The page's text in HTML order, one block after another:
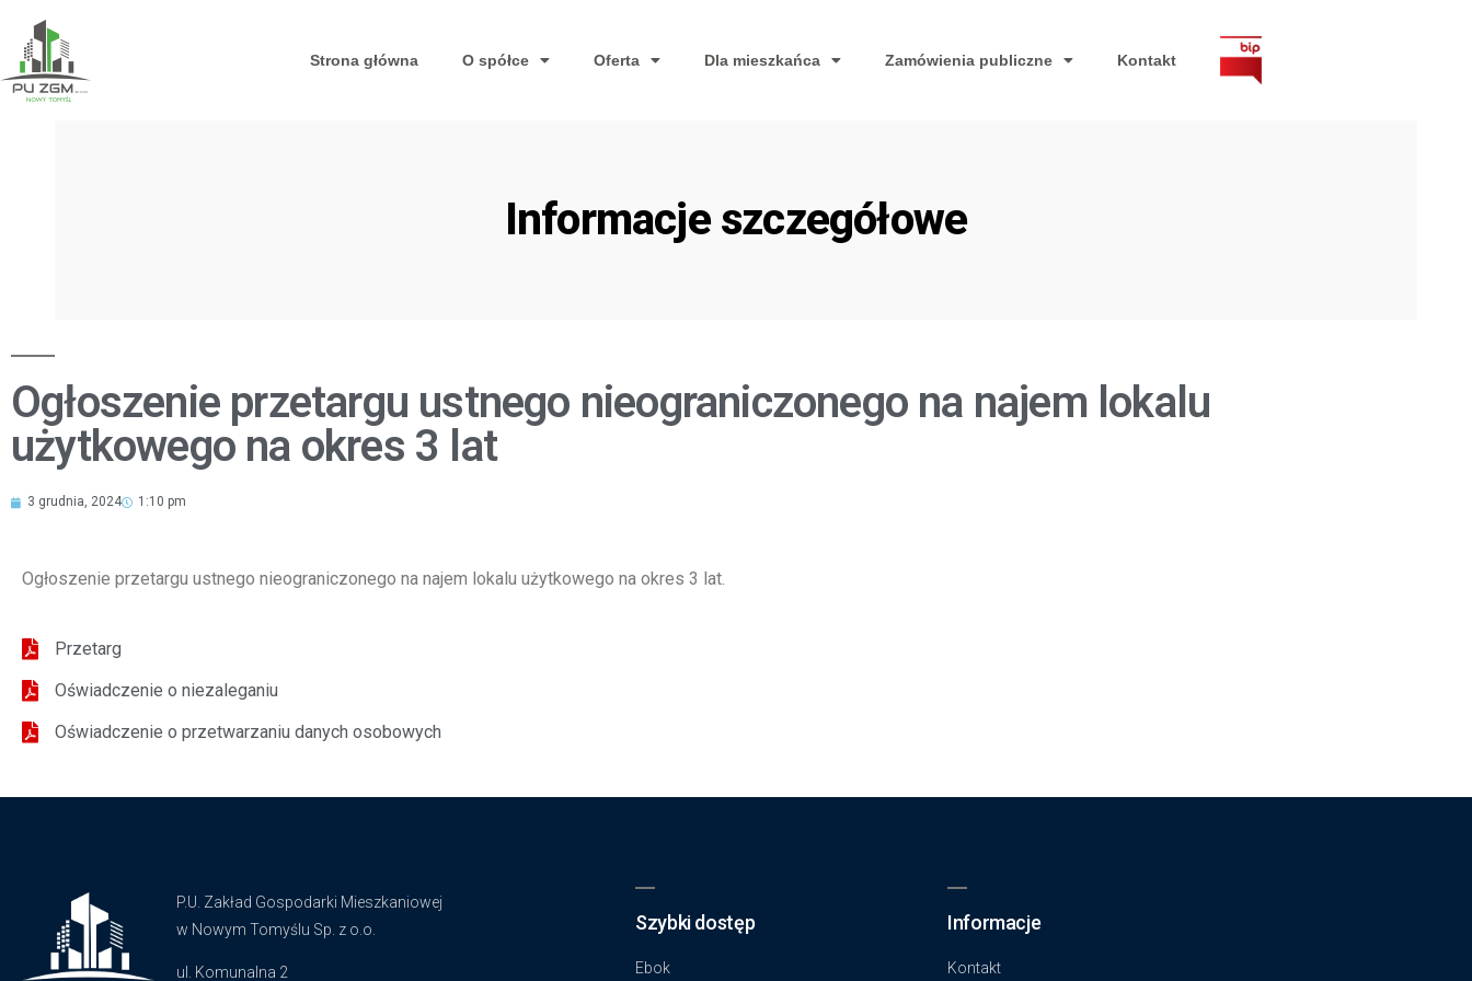
Strona główna O spółce Oferta Dla mieszkańca Zamówienia publiczne Kontakt
Informacje szczegółowe
Ogłoszenie przetargu ustnego nieograniczonego na najem lokalu
użytkowego na okres 3 lat
3 grudnia, 2024 1:10 pm
Ogłoszenie przetargu ustnego nieograniczonego na najem lokalu użytkowego na okres 3 lat.
Przetarg
Oświadczenie o niezaleganiu
Oświadczenie o przetwarzaniu danych osobowych
P.U. Zakład Gospodarki Mieszkaniowej
w Nowym Tomyślu Sp. z o.o.
ul. Komunalna 2
Szybki dostęp
Ebok
Informacje
Kontakt